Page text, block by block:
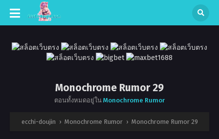
Monochrome Rumor 29
ตอนทั้งหมดอยู่ใน Monochrome Rumor
ecchi-doujin › Monochrome Rumor › Monochrome Rumor 29